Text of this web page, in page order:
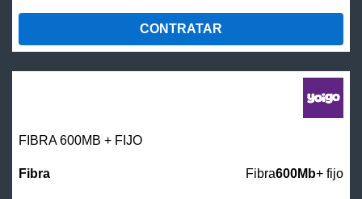
CONTRATAR
FIBRA 600MB + FIJO
Fibra600Mb+ fijo